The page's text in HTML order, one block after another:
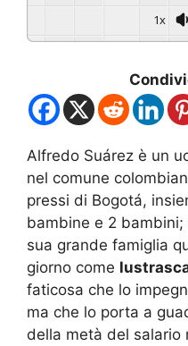
1x
Alfredo Suárez è un
nel comune
pressi di Bogotá,
bambine e 2
sua grande famiglia
giorno come
faticosa che lo
ma che lo porta a
della metà del salario